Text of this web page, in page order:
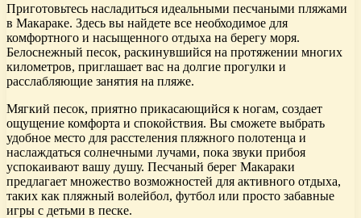
Приготовьтесь насладиться идеальными песчаными пляжами
в Макараке. Здесь вы найдете все необходимое для
комфортного и насыщенного отдыха на берегу моря.
Белоснежный песок, раскинувшийся на протяжении многих
километров, приглашает вас на долгие прогулки и
расслабляющие занятия на пляже.
Мягкий песок, приятно прикасающийся к ногам, создает
ощущение комфорта и спокойствия. Вы сможете выбрать
удобное место для расстеления пляжного полотенца и
наслаждаться солнечными лучами, пока звуки прибоя
успокаивают вашу душу. Песчаный берег Макараки
предлагает множество возможностей для активного отдыха,
таких как пляжный волейбол, футбол или просто забавные
игры с детьми в песке.